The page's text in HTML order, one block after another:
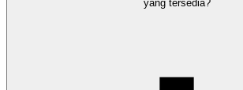
yang tersedia?